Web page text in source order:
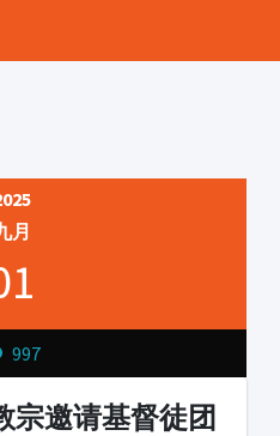
月
997
宗邀请基督徒团